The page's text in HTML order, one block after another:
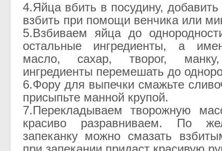
4.Яйца вбить в посудину,
взбить при помощи венчика или
5.Взбиваем яйца до
остальные ингредиенты, а
масло, сахар, творог,
ингредиенты перемешать до
6.Фору для выпечки смажьте
присыпьте манной крупой.
7.Перекладываем творожную
красиво разравниваем. По
запеканку можно смазать